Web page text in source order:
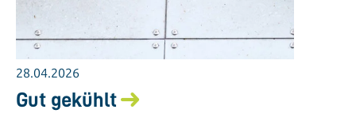
28.04.2026
Gut gekühlt